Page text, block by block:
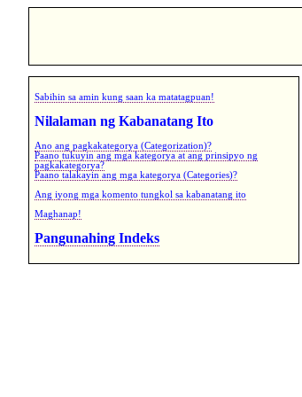
Sabihin sa amin kung saan ka matatagpuan!
Nilalaman ng Kabanatang Ito
Ano ang pagkakategorya (Categorization)?
Paano tukuyin ang mga kategorya at ang prinsipyo ng
pagkakategorya?
Paano talakayin ang mga kategorya (Categories)?
Ang iyong mga komento tungkol sa kabanatang ito
Maghanap!
Pangunahing Indeks